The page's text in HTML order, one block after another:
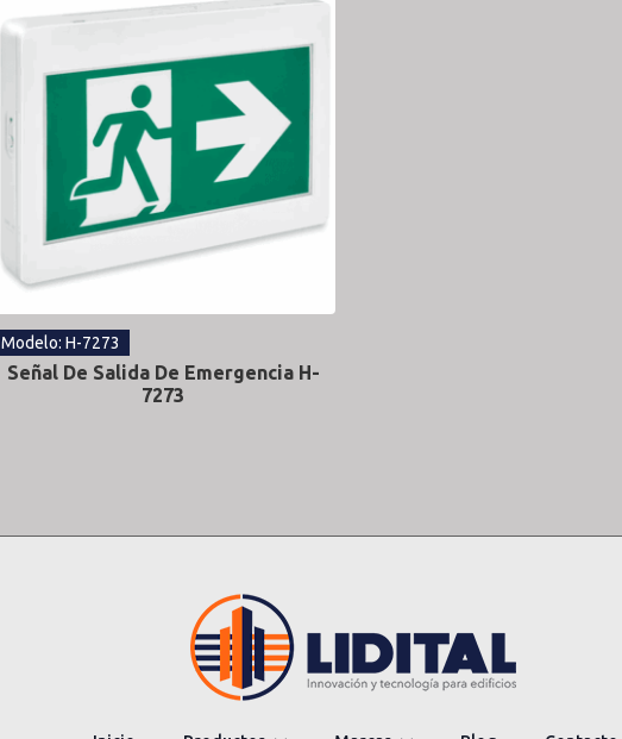
Modelo: H-7273
Señal De Salida De Emergencia H-
7273